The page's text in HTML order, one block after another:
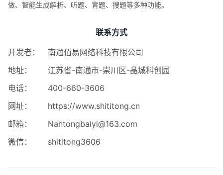
做、智能生成解析、听题、背题、搜题等多种功能。
联系方式
开发者：
南通佰易网络科技有限公司
地址：
江苏省-南通市-崇川区-晶城科创园
电话：
400-660-3606
网址：
https://www.shititong.cn
邮箱：
Nantongbaiyi@163.com
微信：
shititong3606